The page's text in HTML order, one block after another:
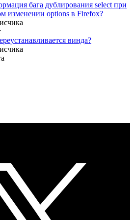
бага дублирования select при
изменении options в Firefox?
винда?